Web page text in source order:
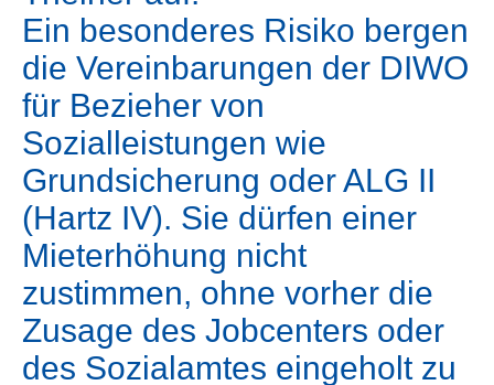
Ein besonderes Risiko bergen
die Vereinbarungen der DIWO
für Bezieher von
Sozialleistungen wie
Grundsicherung oder ALG II
(Hartz IV). Sie dürfen einer
Mieterhöhung nicht
zustimmen, ohne vorher die
Zusage des Jobcenters oder
des Sozialamtes eingeholt zu